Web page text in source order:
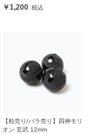
1,200
【粒売り/バラ売り】四神モリ
オン 玄武 12mm